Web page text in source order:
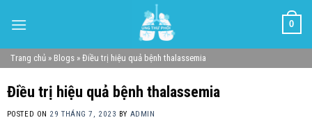
0
Trang chủ » Blogs » Điều trị hiệu quả bệnh thalassemia
Điều trị hiệu quả bệnh thalassemia
POSTED ON 29 THÁNG 7, 2023 BY ADMIN